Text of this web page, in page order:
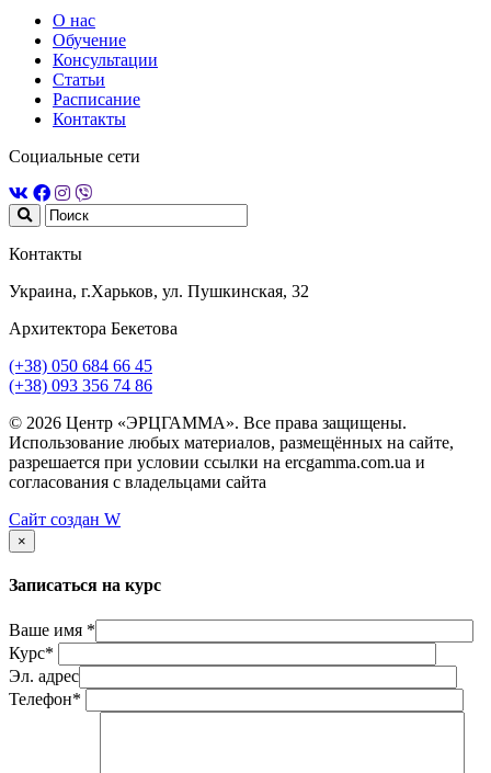
О нас
Обучение
Консультации
Статьи
Расписание
Контакты
Социальные сети
Контакты
Украина, г.Харьков, ул. Пушкинская, 32
Архитектора Бекетова
(+38) 050 684 66 45
(+38) 093 356 74 86
© 2026 Центр «ЭРЦГАММА». Все права защищены.
Использование любых материалов, размещённых на сайте,
разрешается при условии ссылки на ercgamma.com.ua и
согласования с владельцами сайта
Сайт создан W
×
Записаться на курс
Ваше имя *
Курс*
Эл. адрес
Телефон*